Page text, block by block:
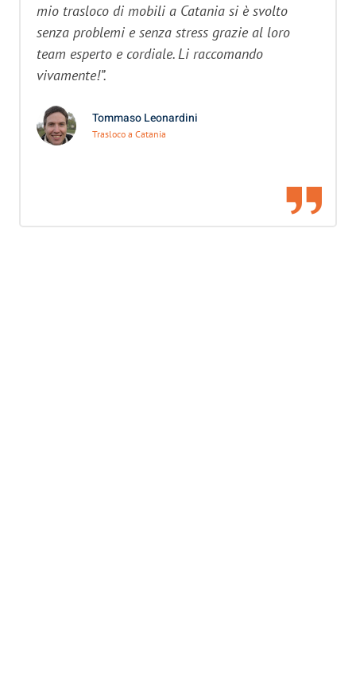
mio trasloco di mobili a Catania si è svolto
senza problemi e senza stress grazie al loro
team esperto e cordiale. Li raccomando
vivamente!”.
Tommaso Leonardini
Trasloco a Catania